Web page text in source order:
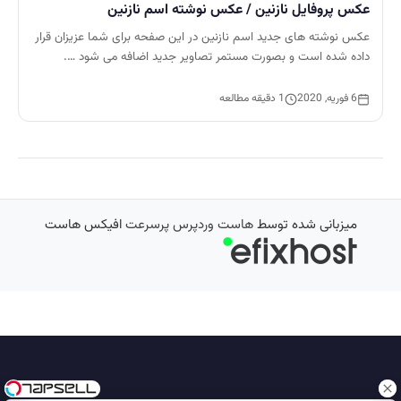
عکس پروفایل نازنین / عکس نوشته اسم نازنین
عکس نوشته های جدید اسم نازنین در این صفحه برای شما عزیزان قرار
داده شده است و بصورت مستمر تصاویر جدید اضافه می شود ….
6 فوریه, 2020 1 دقیقه مطالعه
میزبانی شده توسطهاست وردپرس پرسرعتافیکس هاست